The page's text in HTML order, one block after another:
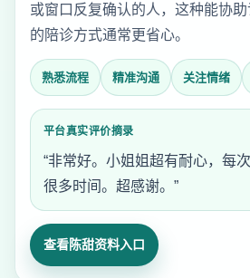
或窗口反复确认的人，这种能协
的陪诊方式通常更省心。
熟悉流程 精准沟通 关注情绪
平台真实评价摘录
“非常好。小姐姐超有耐心，每
很多时间。超感谢。”
查看陈甜资料入口